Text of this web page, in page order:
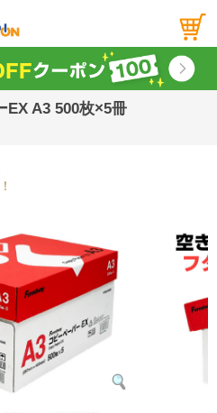
EX A3 500枚×5冊